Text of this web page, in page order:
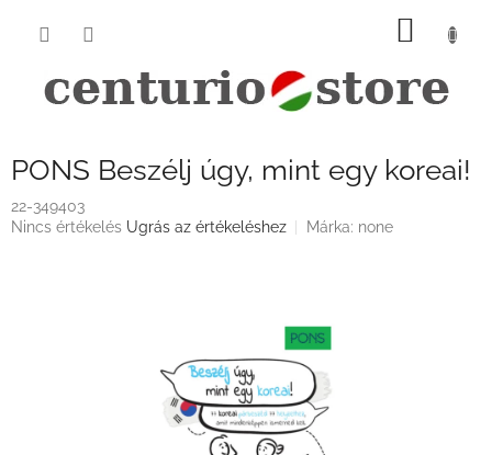
KOSÁR
PONS Beszélj úgy, mint egy koreai!
22-349403
A
Nincs értékelés Ugrás az értékeléshez Márka: none